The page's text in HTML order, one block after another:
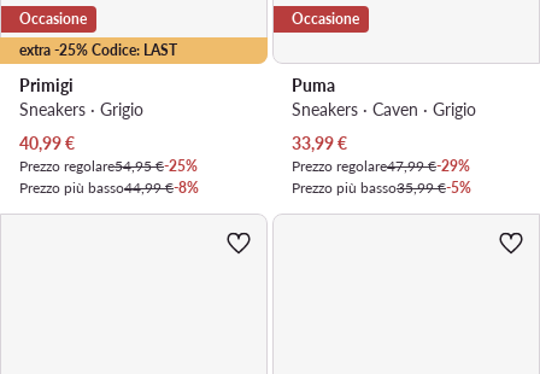
extra -25% Codice: LAST
Occasione
Primigi
Sneakers · Grigio
Prezzo attuale
40,99€
Prezzo regolare54,95 €-25%
Prezzo più basso44,99 €-8%
Occasione
Puma
Sneakers · Caven · Grigio
Prezzo attuale
33,99€
Prezzo regolare47,99 €-29%
Prezzo più basso35,99 €-5%